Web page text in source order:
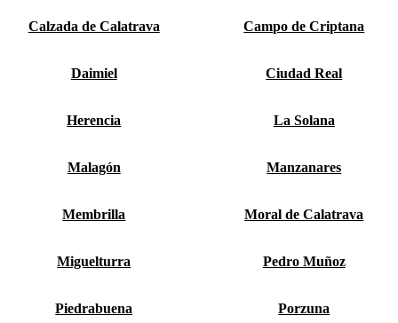
Calzada de Calatrava Campo de Criptana
Daimiel Ciudad Real
Herencia La Solana
Malagón Manzanares
Membrilla Moral de Calatrava
Miguelturra Pedro Muñoz
Piedrabuena Porzuna